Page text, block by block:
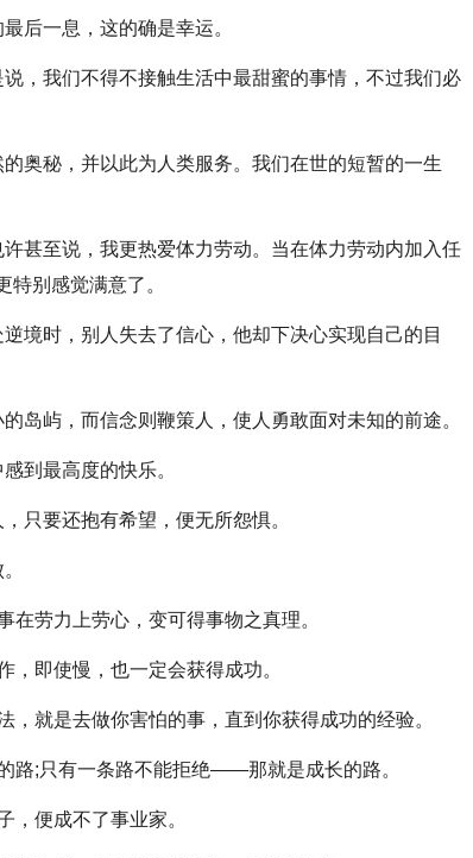
一息，这的确是幸运。
我们不得不接触生活中最甜蜜的事情，不过我们必
秘，并以此为人类服务。我们在世的短暂的一生
至说，我更热爱体力劳动。当在体力劳动内加入任
别感觉满意了。
时，别人失去了信心，他却下决心实现自己的目
屿，而信念则鞭策人，使人勇敢面对未知的前途。
到最高度的快乐。
要还抱有希望，便无所怨惧。
劳力上劳心，变可得事物之真理。
即使慢，也一定会获得成功。
就是去做你害怕的事，直到你获得成功的经验。
;只有一条路不能拒绝——那就是成长的路。
便成不了事业家。